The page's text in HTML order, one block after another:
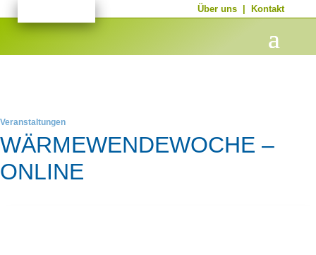
Über uns Kontakt
Veranstaltungen
WÄRMEWENDEWOCHE –
ONLINE